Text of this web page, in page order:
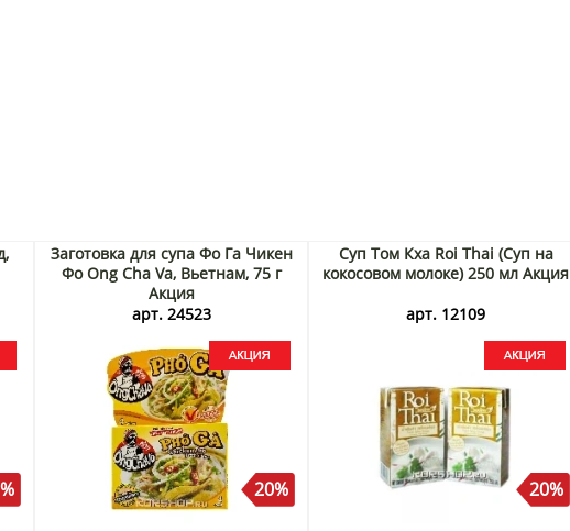
Заготовка для супа Фо Га Чикен
Фо Ong Cha Va, Вьетнам, 75 г
Акция
арт. 24523
20%
Суп Том Кха Roi Thai (Суп на
кокосовом молоке) 250 мл Акция
арт. 12109
20%